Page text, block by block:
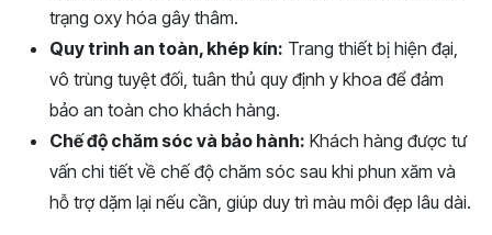
trạng oxy hóa gây thâm.
Quy trình an toàn, khép kín: Trang thiết bị hiện đại,
vô trùng tuyệt đối, tuân thủ quy định y khoa để đảm
bảo an toàn cho khách hàng.
Chế độ chăm sóc và bảo hành: Khách hàng được tư
vấn chi tiết về chế độ chăm sóc sau khi phun xăm và
hỗ trợ dặm lại nếu cần, giúp duy trì màu môi đẹp lâu dài.